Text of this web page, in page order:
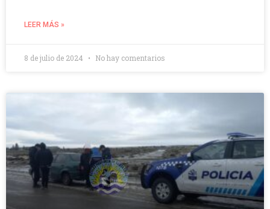
LEER MÁS »
8 de julio de 2024 No hay comentarios